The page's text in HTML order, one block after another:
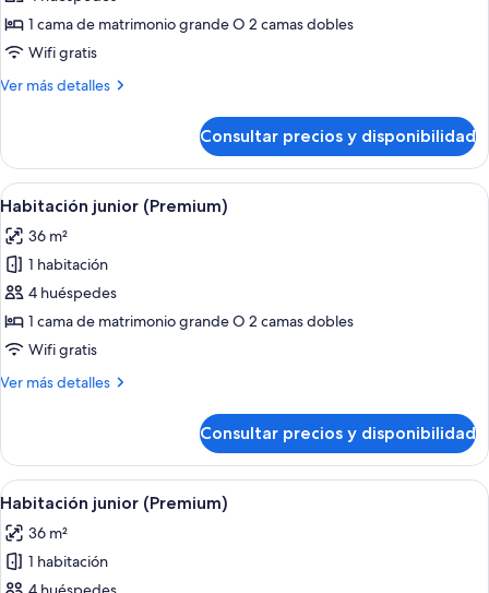
Habitación
junior
1 cama de matrimonio grande O 2 camas dobles
Wifi gratis
Ver más detalles
Más
junior
(Premium)
Consultar precios y disponibilidad
Abrir
todas
las
fotos
de
Habitación
junior
Una habitación de hotel moderna
9
Habitación junior (Premium)
36 m²
1 habitación
4 huéspedes
1 cama de matrimonio grande O 2 camas dobles
Wifi gratis
Ver más detalles
Más
junior
(Premium)
Consultar precios y disponibilidad
Abrir
todas
las
fotos
Una habitación de hotel moderna
9
Habitación junior (Premium)
36 m²
1 habitación